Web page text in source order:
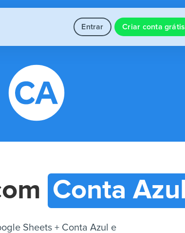
Entrar Criar conta grátis
Conta Azul
Sheets + Conta Azul e